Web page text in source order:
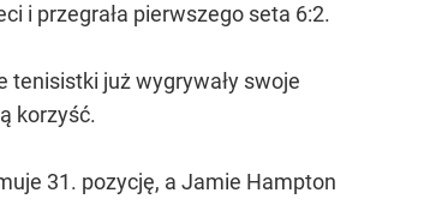
i przegrała pierwszego seta 6:2.
tenisistki już wygrywały swoje
korzyść.
31. pozycję, a Jamie Hampton